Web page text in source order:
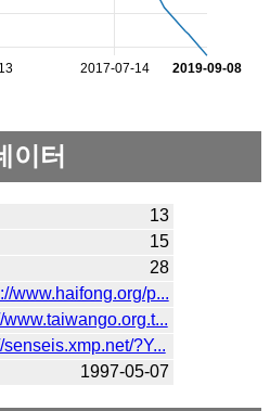
2017-07-14 2019-09-08
이터
13
15
28
www.haifong.org/p...
www.taiwango.org.t...
senseis.xmp.net/?Y...
1997-05-07